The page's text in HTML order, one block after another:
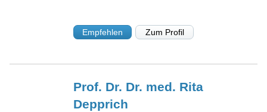
Empfehlen Zum Profil
Prof. Dr. Dr. med. Rita
Depprich